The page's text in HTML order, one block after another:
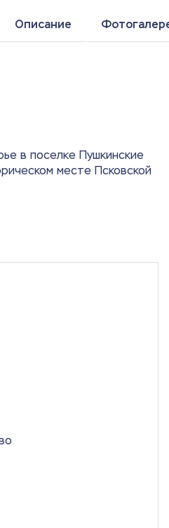
Описание
в поселке Пушкинские
месте Псковской